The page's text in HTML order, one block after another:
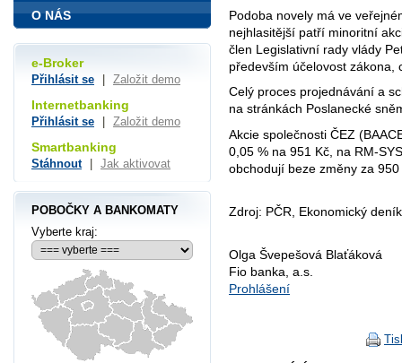
Podoba novely má ve
nejhlasitější patří minoritní
člen Legislativní rady vlády
především účelovost
Celý proces projednávání a
na stránkách Poslanecké
Akcie společnosti ČEZ
0,05 % na 951 Kč, na RM-
obchodují beze změny za 950
Zdroj: PČR, Ekonomický deník
Olga Švepešová Blaťáková
Fio banka, a.s.
Prohlášení
O NÁS
e-Broker
Přihlásit se Založit demo
Internetbanking
Přihlásit se Založit demo
Smartbanking
Stáhnout Jak aktivovat
POBOČKY A BANKOMATY
Vyberte kraj: